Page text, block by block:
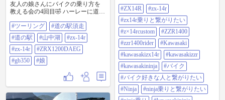
こいるのね、って思ったら福島と
か九州ナンバーとか、変態さんた
くさんおった(笑) →吉野→道の駅吉
野路大塔→道の駅十津川郷→熊野
本宮大社→丸山千枚田→獅子岩→
尾鷲泊の世界遺産リレー。 なんと
いってもね、十津川・熊野川沿い
の【山】が素晴らしく美しい！関
東にはないスケール感…かな？ し
かし奈良・三重は羨ましい。ちょ
っと内陸に走れば、素敵なワイン
ディングがたくさん。絶対にまた
#ZX14R
#zx-14r
#zx14r乗りと繋がりたい
#z×14rcustom
#ZZR1400
#zzr1400rider
#Kawasaki
#kawasakizx14r
#kawasakizzr
#kawasakininja
#バイク
#バイク好きな人と繋がりたい
#Ninja
#ninja乗りと繋がりたい
友人の娘さんにバイクの乗り方を
教える会の4回目🤣 ハーレーに道を
した。 成長を見届けるのも良いで
すね。 私には娘が居ないので、パ
パとの会話に興味深々🤣 癒されま
した👍 #ツーリング #道の駅須走 #
道の駅 #山中湖 #ZX-14R #zx-14r
#ツーリング
#道の駅須走
#道の駅
#山中湖
#zx-14r
#zx-14r
#ZRX1200DAEG
#gb350
#娘